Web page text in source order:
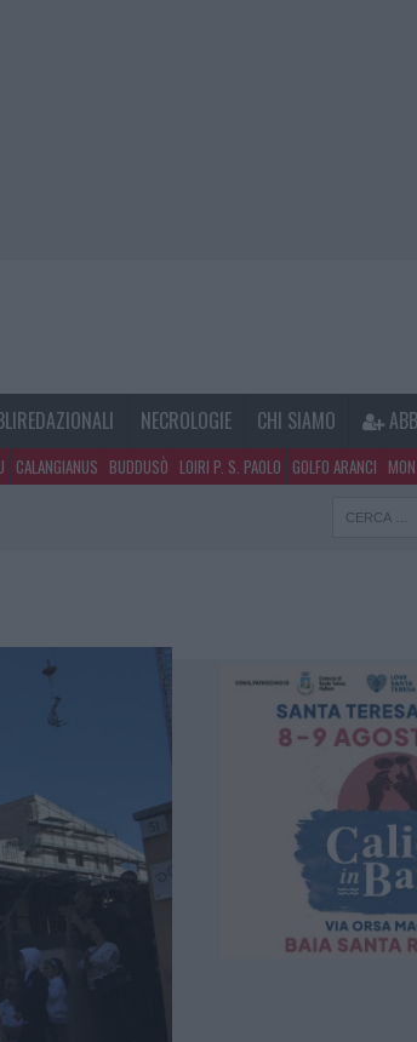
NECROLOGIE CHI SIAMO
CALANGIANUS BUDDUSÒ LOIRI P. S. PAOLO GOLFO ARANCI